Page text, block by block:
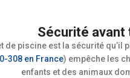
Sécurité avant
de piscine est la sécurité
308 en France) empêche les
enfants et des animaux